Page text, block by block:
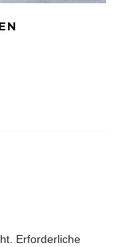
Erforderliche